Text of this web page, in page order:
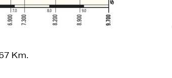
Km.